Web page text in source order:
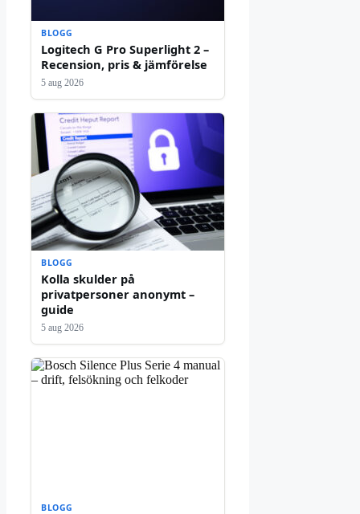
BLOGG
Logitech G Pro Superlight 2 –
Recension, pris & jämförelse
5 aug 2026
BLOGG
Kolla skulder på
privatpersoner anonymt –
guide
5 aug 2026
BLOGG